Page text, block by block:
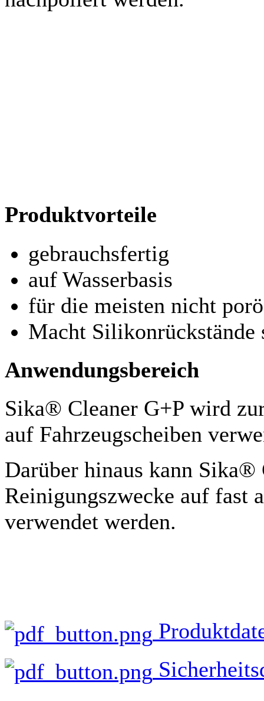
Produktvorteile
gebrauchsfertig
auf Wasserbasis
für die meisten nicht
Macht Silikonrückstände
Anwendungsbereich
Sika® Cleaner G+P wird
auf Fahrzeugscheiben
Darüber hinaus kann Sika®
Reinigungszwecke auf fast
verwendet werden.